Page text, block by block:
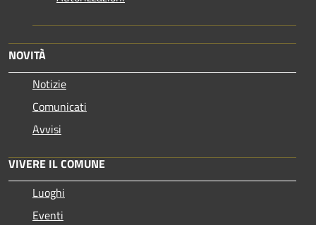
NOVITÀ
Notizie
Comunicati
Avvisi
VIVERE IL COMUNE
Luoghi
Eventi